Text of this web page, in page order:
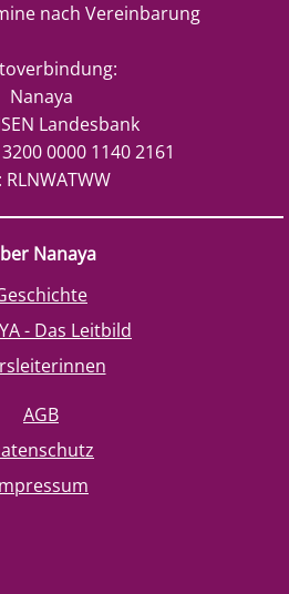
Nanaya
- Das Leitbild
AGB
nach Vereinbarung
Nanaya
Landesbank
0000 1140 2161
RLNWATWW